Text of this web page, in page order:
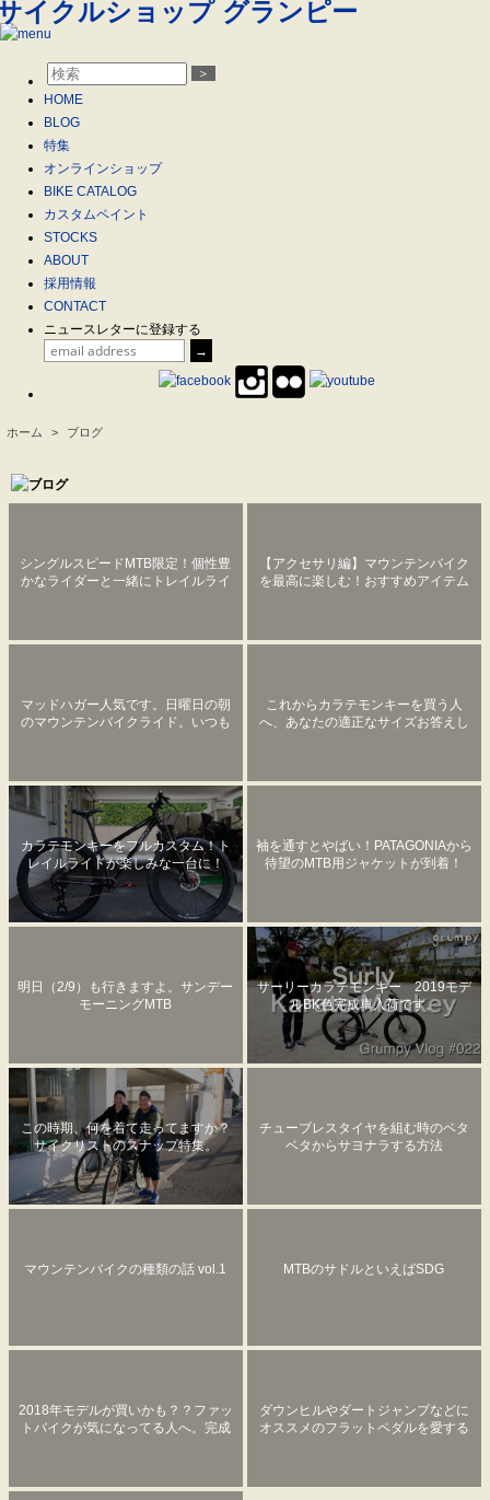
＞
HOME
BLOG
特集
オンラインショップ
BIKE CATALOG
カスタムペイント
STOCKS
ABOUT
採用情報
CONTACT
ニュースレターに登録する
ホーム > ブログ
シングルスピードMTB限定！個性豊
かなライダーと一緒にトレイルライ
【アクセサリ編】マウンテンバイク
を最高に楽しむ！おすすめアイテム
マッドハガー人気です。日曜日の朝
のマウンテンバイクライド。いつも
これからカラテモンキーを買う人
へ、あなたの適正なサイズお答えし
カラテモンキーをフルカスタム！ト
レイルライドが楽しみな一台に！
袖を通すとやばい！PATAGONIAから
待望のMTB用ジャケットが到着！
明日（2/9）も行きますよ。サンデー
モーニングMTB
サーリーカラテモンキー 2019モデ
ルBK色完成車入荷です。
この時期、何を着て走ってますか？
サイクリストのスナップ特集。
チューブレスタイヤを組む時のベタ
ベタからサヨナラする方法
マウンテンバイクの種類の話 vol.1 MTBのサドルといえばSDG
2018年モデルが買いかも？？ファッ
トバイクが気になってる人へ。完成
ダウンヒルやダートジャンプなどに
オススメのフラットペダルを愛する